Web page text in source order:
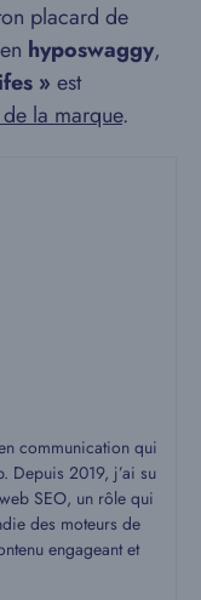
placard de
hyposwaggy,
» est
la marque.
communication qui
Depuis 2019, j’ai su
SEO, un rôle qui
des moteurs de
engageant et